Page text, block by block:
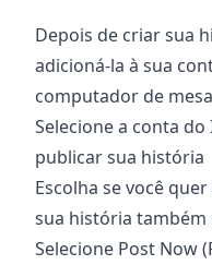
Depois de criar sua
adicioná-la à sua
computador de
Selecione a conta
publicar sua história
Escolha se você
sua história também
Selecione Post Now